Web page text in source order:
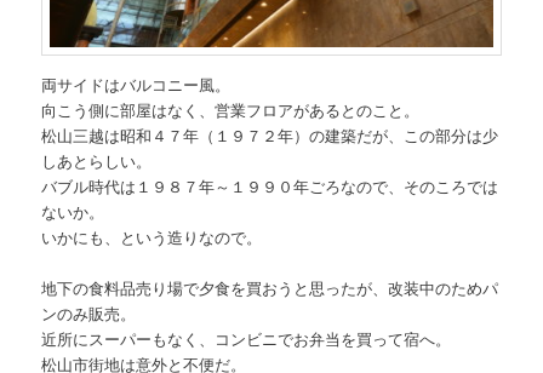
両サイドはバルコニー風。
向こう側に部屋はなく、営業フロアがあるとのこと。
松山三越は昭和４７年（１９７２年）の建築だが、この部分は少
しあとらしい。
バブル時代は１９８７年～１９９０年ごろなので、そのころでは
ないか。
いかにも、という造りなので。
地下の食料品売り場で夕食を買おうと思ったが、改装中のためパ
ンのみ販売。
近所にスーパーもなく、コンビニでお弁当を買って宿へ。
松山市街地は意外と不便だ。